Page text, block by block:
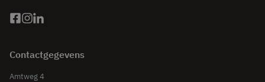
Contactgegevens
Amtweg 4